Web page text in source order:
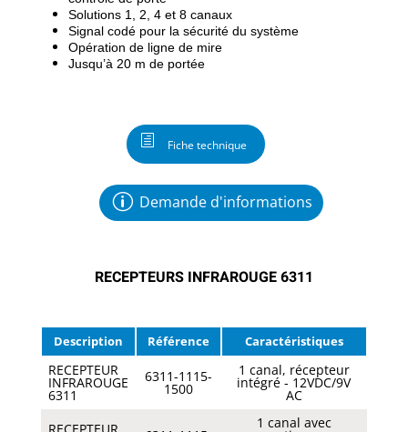
Solutions 1, 2, 4 et 8 canaux
Signal codé pour la sécurité du système
Opération de ligne de mire
Jusqu’à 20 m de portée
Fiche technique
Demande d'informations
RECEPTEURS INFRAROUGE 6311
Description Référence Caractéristiques
RECEPTEUR
INFRAROUGE
6311
6311-1115-
1500
1 canal, récepteur
intégré - 12VDC/9V
AC
1 canal avec